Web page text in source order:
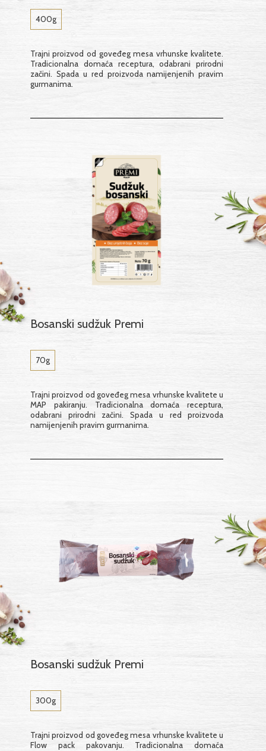
400g
Trajni proizvod od goveđeg mesa vrhunske kvalitete.
Tradicionalna domaća receptura, odabrani prirodni
začini. Spada u red proizvoda namijenjenih pravim
gurmanima.
Bosanski sudžuk Premi
70g
Trajni proizvod od goveđeg mesa vrhunske kvalitete u
MAP pakiranju. Tradicionalna domaća receptura,
odabrani prirodni začini. Spada u red proizvoda
namijenjenih pravim gurmanima.
Bosanski sudžuk Premi
300g
Trajni proizvod od goveđeg mesa vrhunske kvalitete u
Flow pack pakovanju. Tradicionalna domaća